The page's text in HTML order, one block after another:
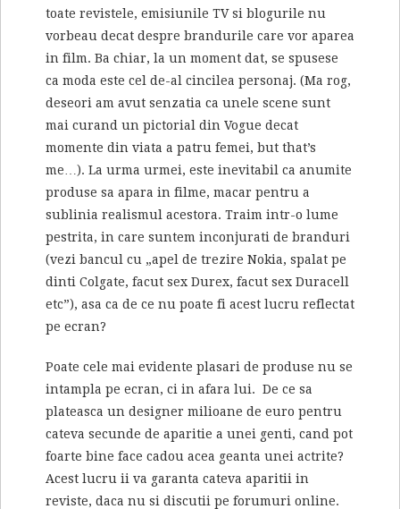
toate revistele, emisiunile TV si blogurile nu
vorbeau decat despre brandurile care vor aparea
in film. Ba chiar, la un moment dat, se spusese
ca moda este cel de-al cincilea personaj. (Ma rog,
deseori am avut senzatia ca unele scene sunt
mai curand un pictorial din Vogue decat
momente din viata a patru femei, but that’s
me…). La urma urmei, este inevitabil ca anumite
produse sa apara in filme, macar pentru a
sublinia realismul acestora. Traim intr-o lume
pestrita, in care suntem inconjurati de branduri
(vezi bancul cu „apel de trezire Nokia, spalat pe
dinti Colgate, facut sex Durex, facut sex Duracell
etc”), asa ca de ce nu poate fi acest lucru reflectat
pe ecran?
Poate cele mai evidente plasari de produse nu se
intampla pe ecran, ci in afara lui. De ce sa
plateasca un designer milioane de euro pentru
cateva secunde de aparitie a unei genti, cand pot
foarte bine face cadou acea geanta unei actrite?
Acest lucru ii va garanta cateva aparitii in
reviste, daca nu si discutii pe forumuri online.